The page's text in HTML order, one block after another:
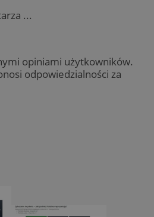
...
opiniami użytkowników.
odpowiedzialności za